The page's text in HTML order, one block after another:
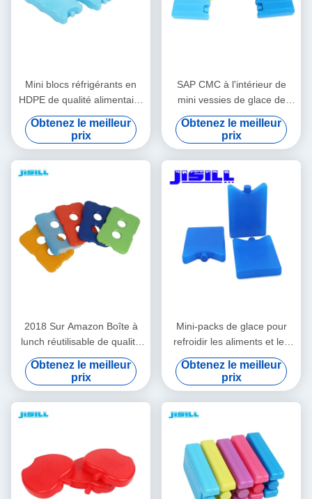
Mini blocs réfrigérants en
HDPE de qualité alimentaire
Forme/Couleur/Taille/Impression/Emballage
personnalisables Livraison
en 15-20 jours
Obtenez le meilleur
prix
SAP CMC à l'intérieur de
mini vessies de glace de
Liquild pour des enfants 10,8
* 5,8 * 2cm
Obtenez le meilleur
prix
2018 Sur Amazon Boîte à
lunch réutilisable de qualité
alimentaire, refroidisseur,
pack de glace mince et dur
pour sac à lunch, aspect
transparent
Obtenez le meilleur
prix
Mini-packs de glace pour
refroidir les aliments et les
boissons dans les boîtes à
lunch, les pique-niques et
plus encore. Polyvalents,
portables et réutilisables
pour le camping, la pêche et
plus encore.
Obtenez le meilleur
prix